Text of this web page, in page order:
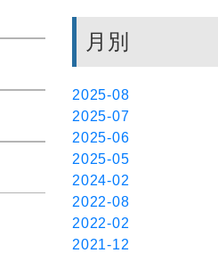
月別
2025-08
2025-07
2025-06
2025-05
2024-02
2022-08
2022-02
2021-12